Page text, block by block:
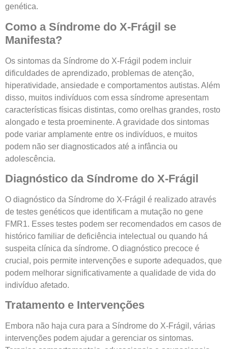
genética.
Como a Síndrome do X-Frágil se
Manifesta?
Os sintomas da Síndrome do X-Frágil podem incluir
dificuldades de aprendizado, problemas de atenção,
hiperatividade, ansiedade e comportamentos autistas. Além
disso, muitos indivíduos com essa síndrome apresentam
características físicas distintas, como orelhas grandes, rosto
alongado e testa proeminente. A gravidade dos sintomas
pode variar amplamente entre os indivíduos, e muitos
podem não ser diagnosticados até a infância ou
adolescência.
Diagnóstico da Síndrome do X-Frágil
O diagnóstico da Síndrome do X-Frágil é realizado através
de testes genéticos que identificam a mutação no gene
FMR1. Esses testes podem ser recomendados em casos de
histórico familiar de deficiência intelectual ou quando há
suspeita clínica da síndrome. O diagnóstico precoce é
crucial, pois permite intervenções e suporte adequados, que
podem melhorar significativamente a qualidade de vida do
indivíduo afetado.
Tratamento e Intervenções
Embora não haja cura para a Síndrome do X-Frágil, várias
intervenções podem ajudar a gerenciar os sintomas.